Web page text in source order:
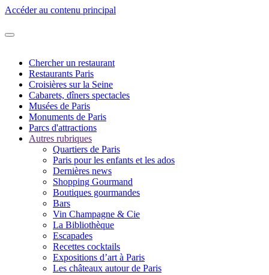
Accéder au contenu principal
Chercher un restaurant
Restaurants Paris
Croisières sur la Seine
Cabarets, dîners spectacles
Musées de Paris
Monuments de Paris
Parcs d'attractions
Autres rubriques
Quartiers de Paris
Paris pour les enfants et les ados
Dernières news
Shopping Gourmand
Boutiques gourmandes
Bars
Vin Champagne & Cie
La Bibliothèque
Escapades
Recettes cocktails
Expositions d’art à Paris
Les châteaux autour de Paris